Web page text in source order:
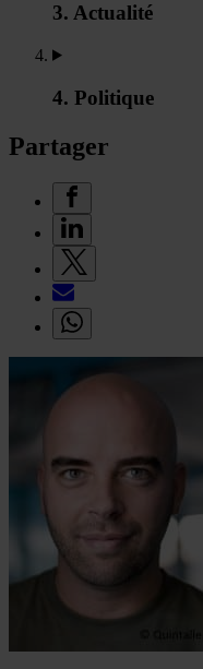
3. Actualité
4. Politique
Partager